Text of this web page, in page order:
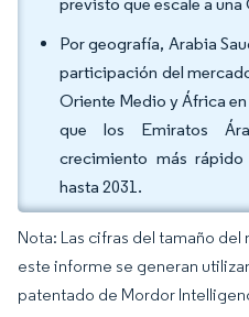
Por geografía, Arabia
participación del
Oriente Medio y África
que los Emiratos
crecimiento más
hasta 2031.
Nota: Las cifras del tamaño
este informe se generan
patentado de Mordor